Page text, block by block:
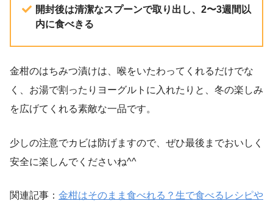
開封後は清潔なスプーンで取り出し、2〜3週間以
内に食べきる
金柑のはちみつ漬けは、喉をいたわってくれるだけでな
く、お湯で割ったりヨーグルトに入れたりと、冬の楽しみ
を広げてくれる素敵な一品です。
少しの注意でカビは防げますので、ぜひ最後までおいしく
安全に楽しんでくださいね^^
関連記事： 金柑はそのまま食べれる？生で食べるレシピや